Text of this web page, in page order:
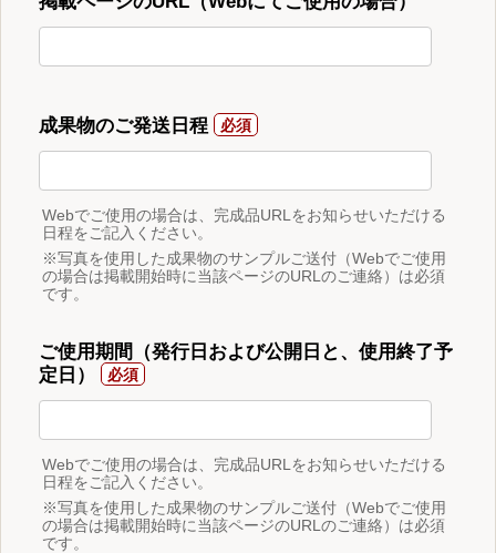
成果物のご発送日程
Webでご使用の場合は、完成品URLをお知らせいただける
日程をご記入ください。
※写真を使用した成果物のサンプルご送付（Webでご使用
の場合は掲載開始時に当該ページのURLのご連絡）は必須
です。
ご使用期間（発行日および公開日と、使用終了予
定日）
Webでご使用の場合は、完成品URLをお知らせいただける
日程をご記入ください。
※写真を使用した成果物のサンプルご送付（Webでご使用
の場合は掲載開始時に当該ページのURLのご連絡）は必須
です。